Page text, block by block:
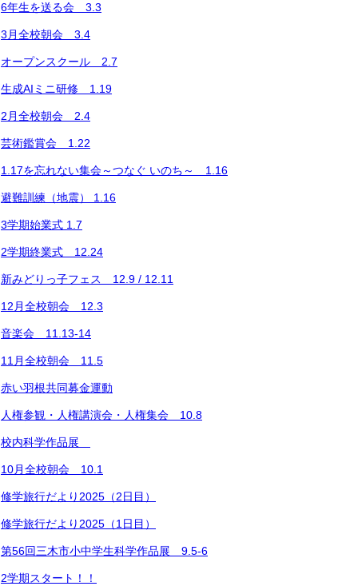
6年生を送る会 3.3
3月全校朝会 3.4
オープンスクール 2.7
生成AIミニ研修 1.19
2月全校朝会 2.4
芸術鑑賞会 1.22
1.17を忘れない集会～つなぐ いのち～ 1.16
避難訓練（地震） 1.16
3学期始業式 1.7
2学期終業式 12.24
新みどりっ子フェス 12.9 / 12.11
12月全校朝会 12.3
音楽会 11.13-14
11月全校朝会 11.5
赤い羽根共同募金運動
人権参観・人権講演会・人権集会 10.8
校内科学作品展
10月全校朝会 10.1
修学旅行だより2025（2日目）
修学旅行だより2025（1日目）
第56回三木市小中学生科学作品展 9.5-6
2学期スタート！！